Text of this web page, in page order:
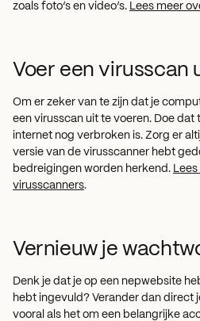
zoals foto’s en video’s. Lees meer
Voer een virusscan
Om er zeker van te zijn dat je
een virusscan uit te voeren. Doe
internet nog verbroken is. Zorg er
versie van de virusscanner hebt
bedreigingen worden herkend.
virusscanners.
Vernieuw je
Denk je dat je op een nepwebsite
hebt ingevuld? Verander dan direct
vooral als het om een belangrijke